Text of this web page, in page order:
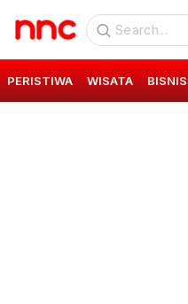
PERISTIWA WISATA BISNIS